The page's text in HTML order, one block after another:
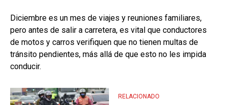
Diciembre es un mes de viajes y reuniones familiares,
pero antes de salir a carretera, es vital que conductores
de motos y carros verifiquen que no tienen multas de
tránsito pendientes, más allá de que esto no les impida
conducir.
RELACIONADO